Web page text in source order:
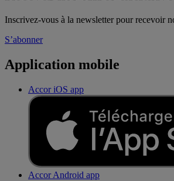
Inscrivez-vous à la newsletter pour recevoir
S’abonner
Application mobile
Accor iOS app
Accor Android app